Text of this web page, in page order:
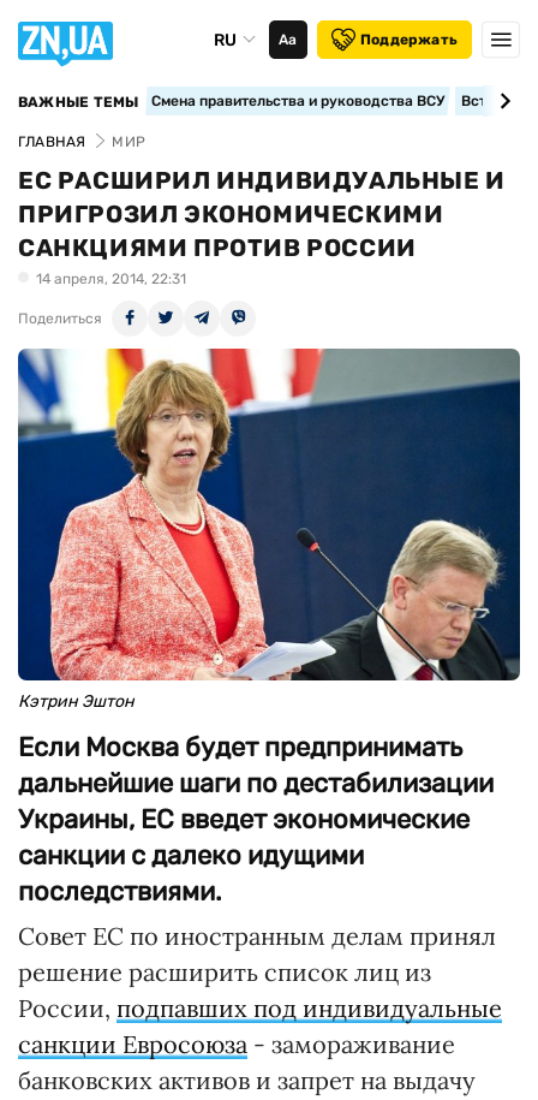
RU Аа Поддержать
ВАЖНЫЕ ТЕМЫ Смена правительства и руководства ВСУ
ГЛАВНАЯ МИР
ЕС РАСШИРИЛ ИНДИВИДУАЛЬНЫЕ И
ПРИГРОЗИЛ ЭКОНОМИЧЕСКИМИ
САНКЦИЯМИ ПРОТИВ РОССИИ
14 апреля, 2014, 22:31
Поделиться
Кэтрин Эштон
Если Москва будет предпринимать
дальнейшие шаги по дестабилизации
Украины, ЕС введет экономические
санкции с далеко идущими
последствиями.
Совет ЕС по иностранным делам принял
решение расширить список лиц из
России, подпавших под индивидуальные
санкции Евросоюза - замораживание
банковских активов и запрет на выдачу